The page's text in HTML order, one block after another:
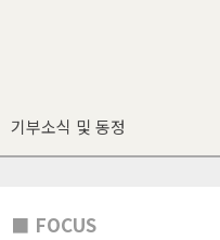
기부소식 및 동정
■ FOCUS